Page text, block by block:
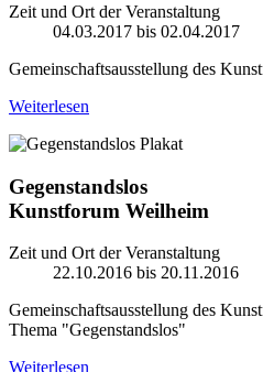
Zeit und Ort der Veranstaltung
04.03.2017 bis 02.04.2017
Gemeinschaftsausstellung des
Weiterlesen
Gegenstandslos
Kunstforum Weilheim
Zeit und Ort der Veranstaltung
22.10.2016 bis 20.11.2016
Gemeinschaftsausstellung des
Thema "Gegenstandslos"
Weiterlesen